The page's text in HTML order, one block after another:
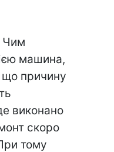
Чим
машина,
що причину
виконано
скоро
тому